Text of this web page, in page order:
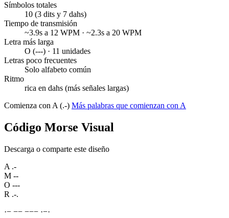
Símbolos totales
10 (3 dits y 7 dahs)
Tiempo de transmisión
~3.9s a 12 WPM · ~2.3s a 20 WPM
Letra más larga
O (---) · 11 unidades
Letras poco frecuentes
Solo alfabeto común
Ritmo
rica en dahs (más señales largas)
Comienza con A (.-) Más palabras que comienzan con A
Código Morse Visual
Descarga o comparte este diseño
A .-
M --
O ---
R .-.
·− −− −−− ·−·